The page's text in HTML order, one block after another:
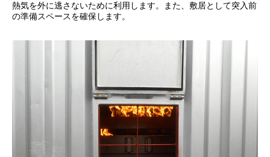
熱気を外に逃さないために利用します。また、敷居として突入前
の準備スペースを確保します。